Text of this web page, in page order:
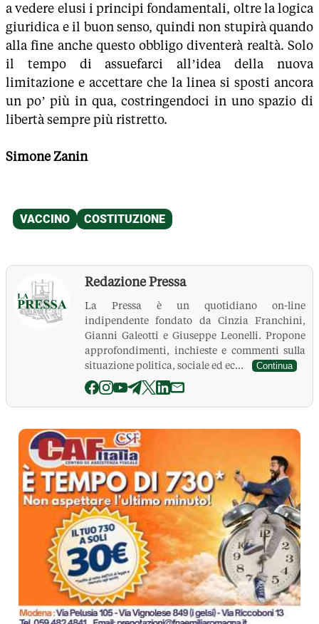
a vedere elusi i principi fondamentali, oltre la logica
giuridica e il buon senso, quindi non stupirà quando
alla fine anche questo obbligo diventerà realtà. Solo
il tempo di assuefarci all’idea della nuova
limitazione e accettare che la linea si sposti ancora
un po’ più in qua, costringendoci in uno spazio di
libertà sempre più ristretto.
Simone Zanin
Redazione Pressa
La Pressa è un quotidiano on-line
indipendente fondato da Cinzia Franchini,
Gianni Galeotti e Giuseppe Leonelli. Propone
approfondimenti, inchieste e commenti sulla
situazione politica, sociale ed ec...
Continua
La Pressa